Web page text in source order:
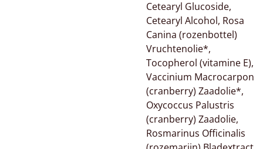
Cetearyl Glucoside,
Cetearyl Alcohol, Rosa
Canina (rozenbottel)
Vruchtenolie*,
Tocopherol (vitamine E),
Vaccinium Macrocarpon
(cranberry) Zaadolie*,
Oxycoccus Palustris
(cranberry) Zaadolie,
Rosmarinus Officinalis